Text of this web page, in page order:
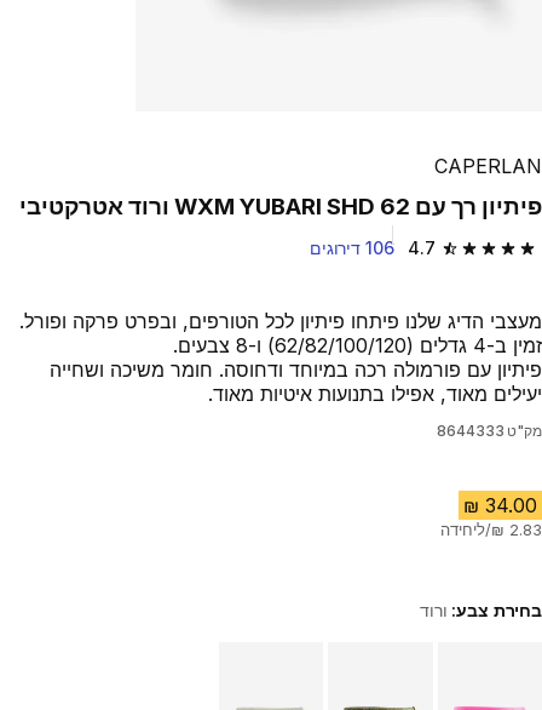
Play Video
CAPERLAN
פיתיון רך עם WXM YUBARI SHD 62 ורוד אטרקטיבי
4.7 4.7 out of 5 stars from 106 reviews 106 דירוגים
מעצבי הדיג שלנו פיתחו פיתיון לכל הטורפים, ובפרט פרקה ופורל.
זמין ב-4 גדלים (62/82/100/120) ו-8 צבעים.
פיתיון עם פורמולה רכה במיוחד ודחוסה. חומר משיכה ושחייה
יעילים מאוד, אפילו בתנועות איטיות מאוד.
מק"ט 8644333
בחירת צבע: ורוד